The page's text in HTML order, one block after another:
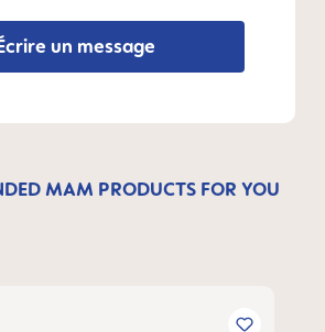
un message
MAM PRODUCTS FOR YOU